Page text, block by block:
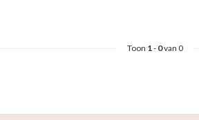
Toon 1- 0van 0